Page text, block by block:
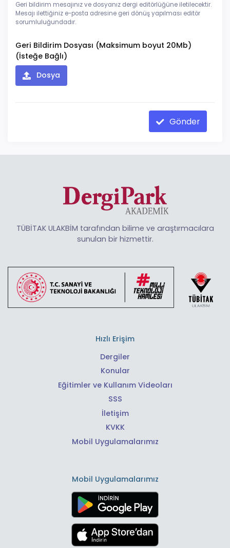
Geri bildirim mesajınız ve dosyanız dergi editörlüğüne iletilecektir.
Mesajı ilettiğiniz e-posta adresine geri dönüş yapılması editör
sorumluluğundadır.
Geri Bildirim Dosyası (Maksimum boyut 20Mb)
(İsteğe Bağlı)
Dosya
Gönder
TÜBİTAK ULAKBİM tarafından bilime ve araştırmacılara
sunulan bir hizmettir.
Hızlı Erişim
Dergiler
Konular
Eğitimler ve Kullanım Videoları
SSS
İletişim
KVKK
Mobil Uygulamalarımız
Mobil Uygulamalarımız